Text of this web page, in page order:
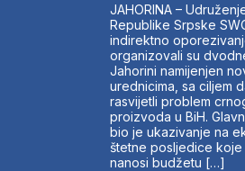
JAHORINA –
Republike Srpske
indirektno
organizovali su
Jahorini namijenjen
urednicima, sa ciljem
rasvijetli problem
proizvoda u BiH.
bio je ukazivanje na
štetne posljedice koje
nanosi budžetu […]